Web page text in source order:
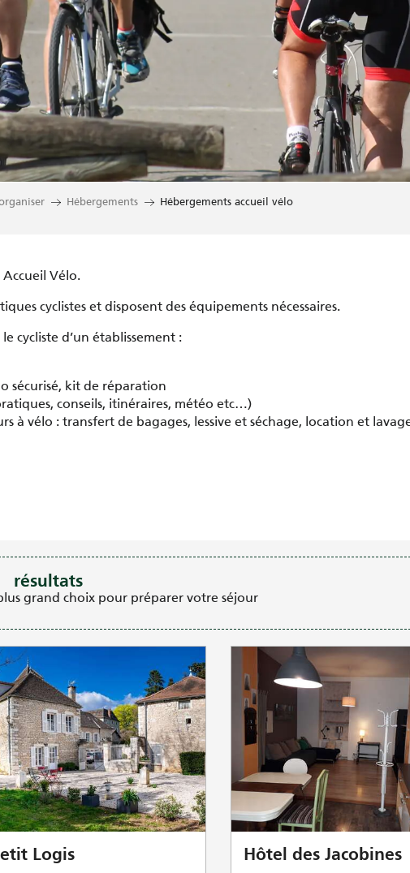
Hébergements Hébergements accueil vélo
vélo
Accueil Vélo.
cyclistes et disposent des équipements nécessaires.
cycliste d’un établissement :
sécurisé, kit de réparation
conseils, itinéraires, météo etc…)
à vélo : transfert de bagages, lessive et séchage, location et
résultats
grand choix pour préparer votre séjour
Logis Hôtel des Jacobines